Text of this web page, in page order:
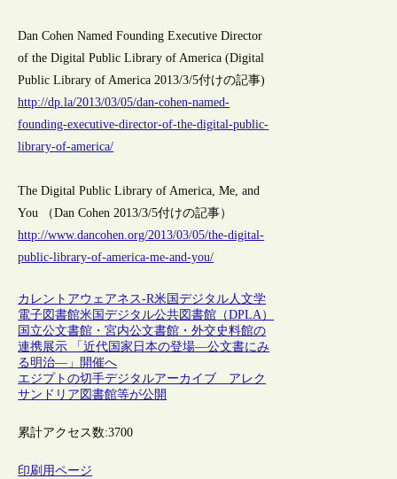
Dan Cohen Named Founding Executive Director
of the Digital Public Library of America (Digital
Public Library of America 2013/3/5付けの記事)
http://dp.la/2013/03/05/dan-cohen-named-
founding-executive-director-of-the-digital-public-
library-of-america/
The Digital Public Library of America, Me, and
You （Dan Cohen 2013/3/5付けの記事）
http://www.dancohen.org/2013/03/05/the-digital-
public-library-of-america-me-and-you/
カレントアウェアネス-R米国デジタル人文学
電子図書館米国デジタル公共図書館（DPLA）
国立公文書館・宮内公文書館・外交史料館の
連携展示 「近代国家日本の登場―公文書にみ
る明治―」開催へ
エジプトの切手デジタルアーカイブ アレク
サンドリア図書館等が公開
累計アクセス数:3700
印刷用ページ